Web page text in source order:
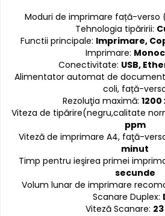
Moduri de imprimare față-verso
Tehnologia tipăririi:
Functii principale: Imprimare,
Imprimare:
Conectivitate: USB,
Alimentator automat de
coli, față-
Rezoluţia maximă: 1200
Viteza de tipărire(negru,calitate
ppm
Viteză de imprimare A4, faţă-
minut
Timp pentru ieşirea primei
secunde
Volum lunar de imprimare
Scanare Duplex:
Viteză Scanare: